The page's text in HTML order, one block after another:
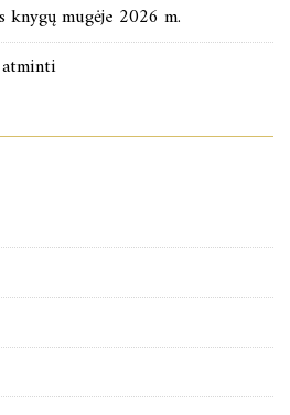
mugėje 2026 m.